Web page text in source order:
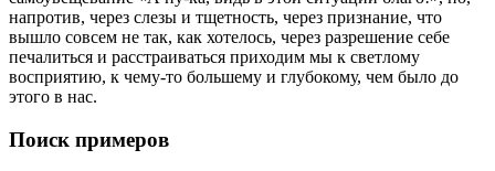
напротив, через слезы и тщетность, через признание, что
вышло совсем не так, как хотелось, через разрешение себе
печалиться и расстраиваться приходим мы к светлому
восприятию, к чему-то большему и глубокому, чем было до
этого в нас.
Поиск примеров